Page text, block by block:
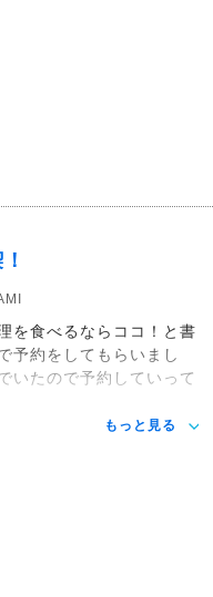
を食べるならココ！と書
予約をしてもらいまし
いたので予約していって
もっと見る